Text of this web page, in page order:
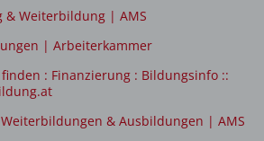
& Weiterbildung | AMS
| Arbeiterkammer
: Finanzierung : Bildungsinfo ::
& Ausbildungen | AMS